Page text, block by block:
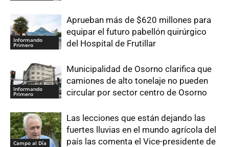
Informando
Primero
Aprueban más de $620 millones para
equipar el futuro pabellón quirúrgico
del Hospital de Frutillar
Informando
Primero
Municipalidad de Osorno clarifica que
camiones de alto tonelaje no pueden
circular por sector centro de Osorno
Campo al Día
Las lecciones que están dejando las
fuertes lluvias en el mundo agrícola del
país las comenta el Vice-presidente de